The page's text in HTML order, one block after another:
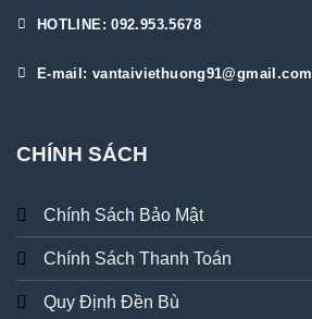
HOTLINE: 092.953.5678
E-mail: vantaiviethuong91@gmail.com
CHÍNH SÁCH
Chính Sách Bảo Mật
Chính Sách Thanh Toán
Quy Định Đền Bù